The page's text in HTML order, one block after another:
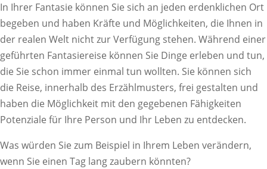
In Ihrer Fantasie können Sie sich an jeden erdenklichen Ort
begeben und haben Kräfte und Möglichkeiten, die Ihnen in
der realen Welt nicht zur Verfügung stehen. Während einer
geführten Fantasiereise können Sie Dinge erleben und tun,
die Sie schon immer einmal tun wollten. Sie können sich
die Reise, innerhalb des Erzählmusters, frei gestalten und
haben die Möglichkeit mit den gegebenen Fähigkeiten
Potenziale für Ihre Person und Ihr Leben zu entdecken.
Was würden Sie zum Beispiel in Ihrem Leben verändern,
wenn Sie einen Tag lang zaubern könnten?